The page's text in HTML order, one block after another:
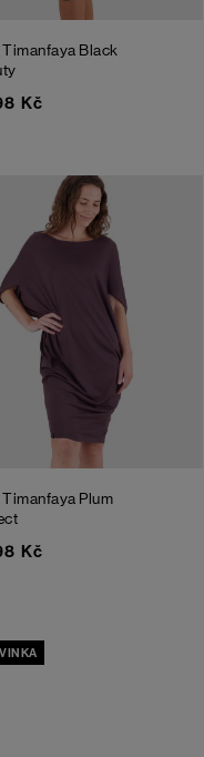
Black
Kč
Plum
Kč